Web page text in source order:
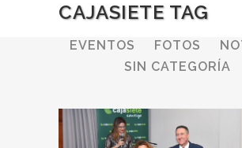
CAJASIETE TAG
ALL BODEGAS
EVENTOS
FOTOS
SIN CATEGORÍA